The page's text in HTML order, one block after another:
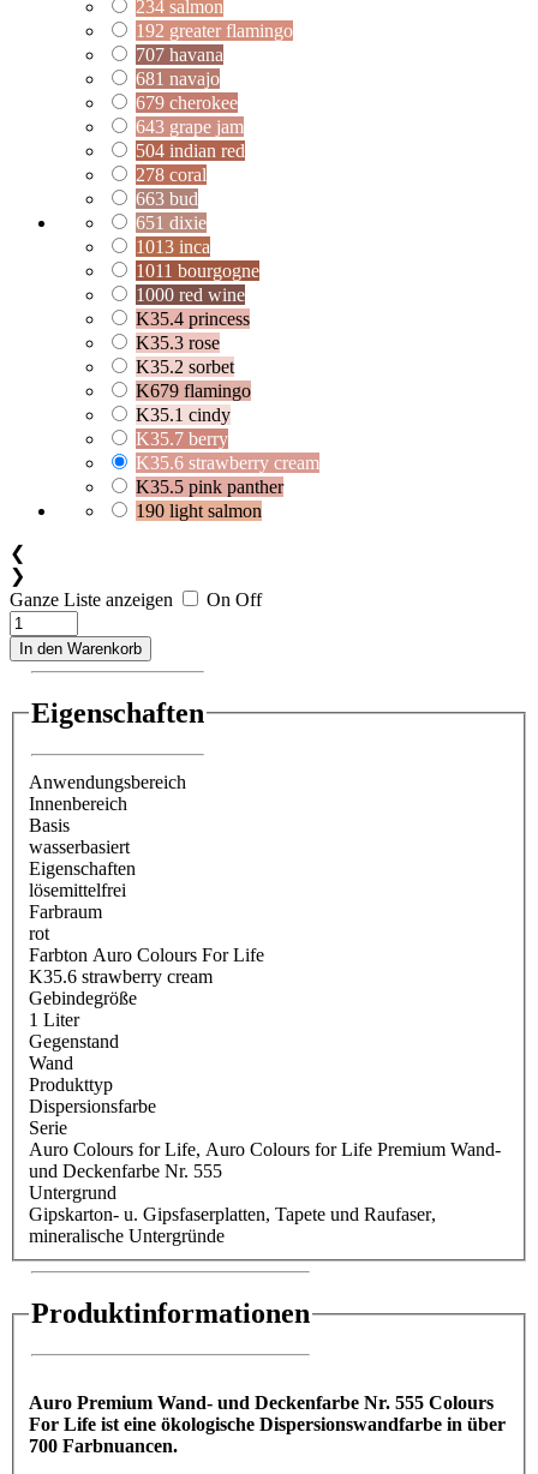
234 salmon
192 greater flamingo
707 havana
681 navajo
679 cherokee
643 grape jam
504 indian red
278 coral
663 bud
651 dixie
1013 inca
1011 bourgogne
1000 red wine
K35.4 princess
K35.3 rose
K35.2 sorbet
K679 flamingo
K35.1 cindy
K35.7 berry
K35.6 strawberry cream
K35.5 pink panther
190 light salmon
❮
❯
Ganze Liste anzeigen
On Off
In den Warenkorb
Eigenschaften
Anwendungsbereich
Innenbereich
Basis
wasserbasiert
Eigenschaften
lösemittelfrei
Farbraum
rot
Farbton Auro Colours For Life
K35.6 strawberry cream
Gebindegröße
1 Liter
Gegenstand
Wand
Produkttyp
Dispersionsfarbe
Serie
Auro Colours for Life, Auro Colours for Life Premium Wand-
und Deckenfarbe Nr. 555
Untergrund
Gipskarton- u. Gipsfaserplatten, Tapete und Raufaser,
mineralische Untergründe
Produktinformationen
Auro Premium Wand- und Deckenfarbe Nr. 555 Colours
For Life ist eine ökologische Dispersionswandfarbe in über
700 Farbnuancen.